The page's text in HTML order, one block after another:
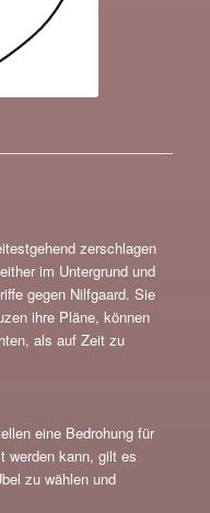
zerschlagen
im Untergrund und
gegen Nilfgaard. Sie
ihre Pläne, können
als auf Zeit zu
eine Bedrohung für
werden kann, gilt es
zu wählen und